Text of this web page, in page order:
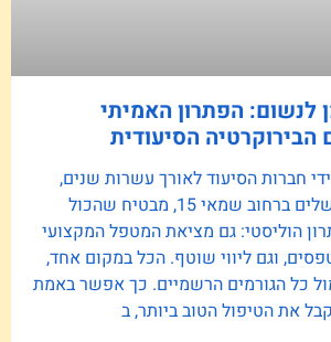
לנשום: הפתרון האמיתי
הסיעודית
חברות הסיעוד לאורך עשרות שנים,
כולל ניווט בלב ירושלים ברחוב שמאי 15, מבטיח שהכול
הוליסטי: גם מציאת המטפל המקצועי
וגם ליווי שוטף. הכל במקום אחד,
כל הגורמים הרשמיים. כך אפשר באמת
את הטיפול הטוב ביותר, ב